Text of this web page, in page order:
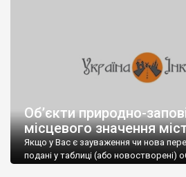
Об’єкти природно-
місцевого значення
Якщо у Вас є зауваження чи нова
подані у таблиці (або новостворені)